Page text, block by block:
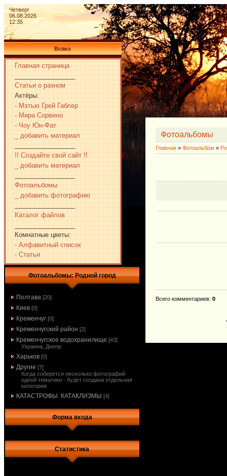
Четверг
06.08.2026
12:35
Всяко
Главная страница
Статьи о разном
Актёры:
- Мэтью Грей Габлер
- Мира Сорвино
- Чоу Юн-Фат
_ добавить материал
!! Создайте свой сайт !!
_ добавить материал
Фотоальбомы
_ добавить фотографию
Каталог файлов
Комнатные цветы:
- Алфавитный список
- Статьи
Фотоальбомы: Родной город
Полтава [20]
Киев [0]
Кременчуг [0]
Кременчугский район [2]
Кременчугское водохранилище [43]
Украина, Днепр
Харьков [0]
Другие [7]
Когда соберется несколько фотографий
одной тематики - будет создана отдельная
категория
КАТАСТРОФЫ. КАТАКЛИЗМЫ [4]
Форма входа
Статистика
Фотоальбомы
Главная » Фотоальбом »
Всего комментариев: 0